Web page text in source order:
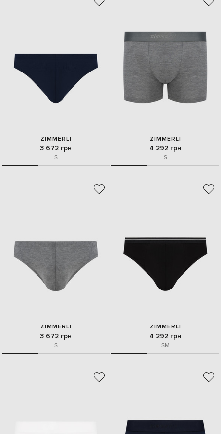
ZIMMERLI
3 672 грн
S
ZIMMERLI
4 292 грн
S
ZIMMERLI
3 672 грн
S
ZIMMERLI
4 292 грн
SM